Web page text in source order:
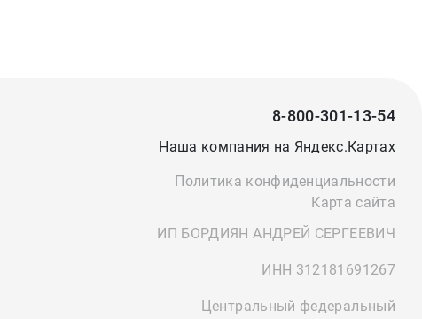
8-800-301-13-54
Наша компания на Яндекс.Картах
Политика конфиденциальности
Карта сайта
ИП БОРДИЯН АНДРЕЙ СЕРГЕЕВИЧ
ИНН 312181691267
Центральный федеральный